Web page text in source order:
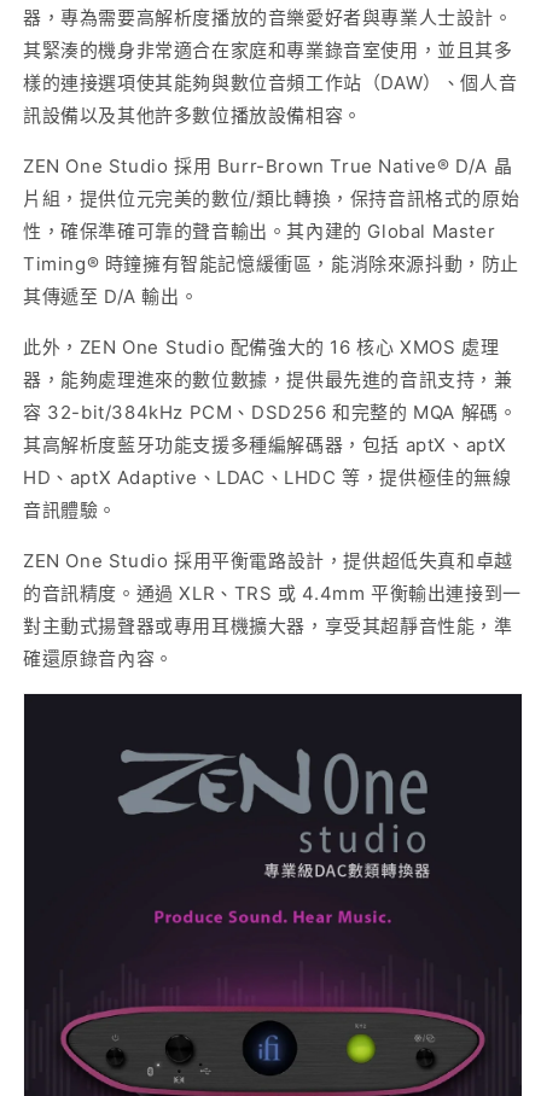
器，專為需要高解析度播放的音樂愛好者與專業人士設計。
其緊湊的機身非常適合在家庭和專業錄音室使用，並且其多
樣的連接選項使其能夠與數位音頻工作站（DAW）、個人音
訊設備以及其他許多數位播放設備相容。
ZEN One Studio 採用 Burr-Brown True Native® D/A 晶
片組，提供位元完美的數位/類比轉換，保持音訊格式的原始
性，確保準確可靠的聲音輸出。其內建的 Global Master
Timing® 時鐘擁有智能記憶緩衝區，能消除來源抖動，防止
其傳遞至 D/A 輸出。
此外，ZEN One Studio 配備強大的 16 核心 XMOS 處理
器，能夠處理進來的數位數據，提供最先進的音訊支持，兼
容 32-bit/384kHz PCM、DSD256 和完整的 MQA 解碼。
其高解析度藍牙功能支援多種編解碼器，包括 aptX、aptX
HD、aptX Adaptive、LDAC、LHDC 等，提供極佳的無線
音訊體驗。
ZEN One Studio 採用平衡電路設計，提供超低失真和卓越
的音訊精度。通過 XLR、TRS 或 4.4mm 平衡輸出連接到一
對主動式揚聲器或專用耳機擴大器，享受其超靜音性能，準
確還原錄音內容。